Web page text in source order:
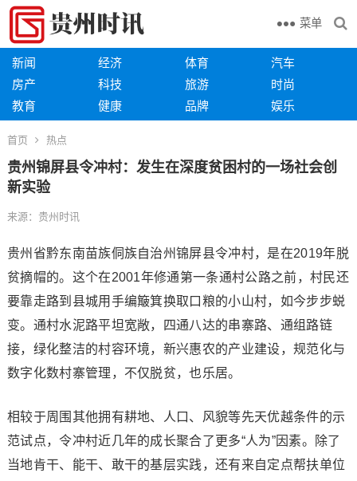
菜单
新闻 经济 体育
汽车
房产
科技 旅游
时尚
教育
健康 品牌 娱乐
首页 热点
贵州锦屏县令冲村：发生在深度贫困村的一场社会创
新实验
来源：贵州时讯
贵州省黔东南苗族侗族自治州锦屏县令冲村，是在2019年脱
贫摘帽的。这个在2001年修通第一条通村公路之前，村民还
要靠走路到县城用手编簸箕换取口粮的小山村，如今步步蜕
变。通村水泥路平坦宽敞，四通八达的串寨路、通组路链
接，绿化整洁的村容环境，新兴惠农的产业建设，规范化与
数字化数村寨管理，不仅脱贫，也乐居。
相较于周围其他拥有耕地、人口、风貌等先天优越条件的示
范试点，令冲村近几年的成长聚合了更多“人为”因素。除了
当地肯干、能干、敢干的基层实践，还有来自定点帮扶单位